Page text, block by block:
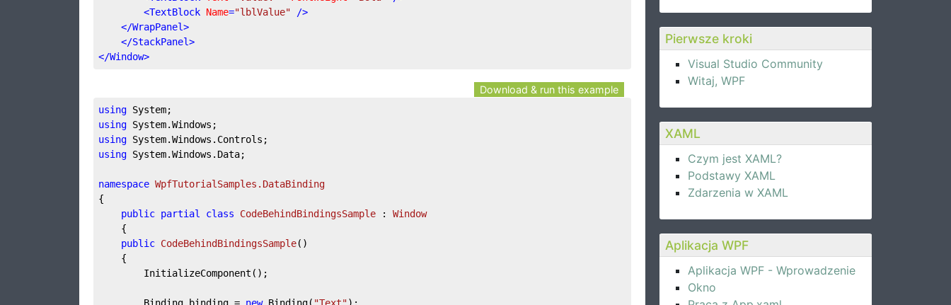
Pierwsze kroki
Visual Studio Community
Witaj, WPF
XAML
Czym jest XAML?
Podstawy XAML
Zdarzenia w XAML
Aplikacja WPF
Aplikacja WPF - Wprowadzenie
Okno
<TextBlock Name="lblValue" />
</WrapPanel>
</StackPanel>
</Window>
Download & run this example
using System;
using System.Windows;
using System.Windows.Controls;
using System.Windows.Data;
namespace WpfTutorialSamples.DataBinding
{
public partial class CodeBehindBindingsSample : Window
{
public CodeBehindBindingsSample( )
    {
        InitializeComponent();
        Binding binding =
new Binding( "Text");